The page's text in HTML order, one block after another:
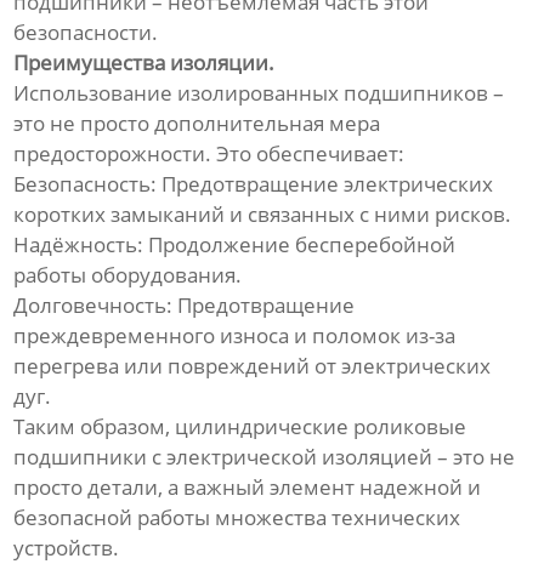
безопасности.
Преимущества изоляции.
Использование изолированных подшипников –
это не просто дополнительная мера
предосторожности. Это обеспечивает:
Безопасность: Предотвращение электрических
коротких замыканий и связанных с ними рисков.
Надёжность: Продолжение бесперебойной
работы оборудования.
Долговечность: Предотвращение
преждевременного износа и поломок из-за
перегрева или повреждений от электрических
дуг.
Таким образом, цилиндрические роликовые
подшипники с электрической изоляцией – это не
просто детали, а важный элемент надежной и
безопасной работы множества технических
устройств.